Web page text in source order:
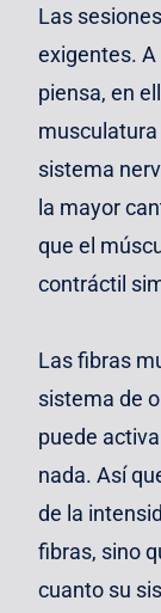
Las
exigentes.
piensa, en
sistema
la mayor
que el
contráctil
Las fibras
sistema de
puede
nada. Así
de la
fibras, sino
cuanto su